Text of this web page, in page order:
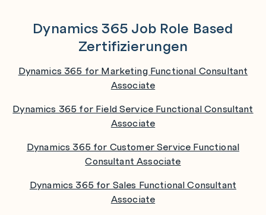
Dynamics 365 Job Role Based
Zertifizierungen
Dynamics 365 for Marketing Functional Consultant
Associate
Dynamics 365 for Field Service Functional Consultant
Associate
Dynamics 365 for Customer Service Functional
Consultant Associate
Dynamics 365 for Sales Functional Consultant
Associate